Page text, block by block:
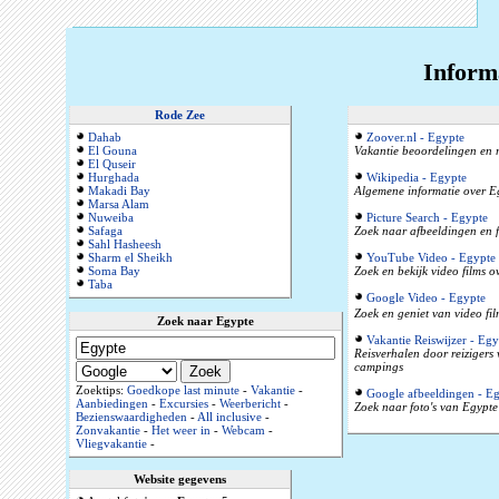
Rode Zee
Dahab
El Gouna
El Quseir
Hurghada
Makadi Bay
Marsa Alam
Nuweiba
Safaga
Sahl Hasheesh
Sharm el Sheikh
Soma Bay
Taba
Zoek naar Egypte
Zoektips: Goedkope last minute- Vakantie-
Aanbiedingen- Excursies- Weerbericht-
Bezienswaardigheden-All inclusive-
Zonvakantie- Het weer in- Webcam-
Vliegvakantie-
Website gegevens
Zoover.nl - Egypte
Vakantie beoordelingen en
Wikipedia - Egypte
Algemene informatie over
Picture Search - Egypte
Zoek naar afbeeldingen en
YouTube Video - Egypte
Zoek en bekijk video films
Google Video - Egypte
Zoek en geniet van video
Vakantie Reiswijzer -
Reisverhalen door reizigers
campings
Google afbeeldingen -
Zoek naar foto's van